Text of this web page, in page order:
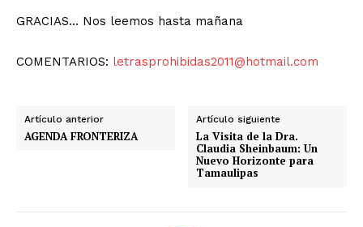
GRACIAS… Nos leemos hasta mañana
COMENTARIOS: letrasprohibidas2011@hotmail.com
Artículo anterior
AGENDA FRONTERIZA
Artículo siguiente
La Visita de la Dra.
Claudia Sheinbaum: Un
Nuevo Horizonte para
Tamaulipas